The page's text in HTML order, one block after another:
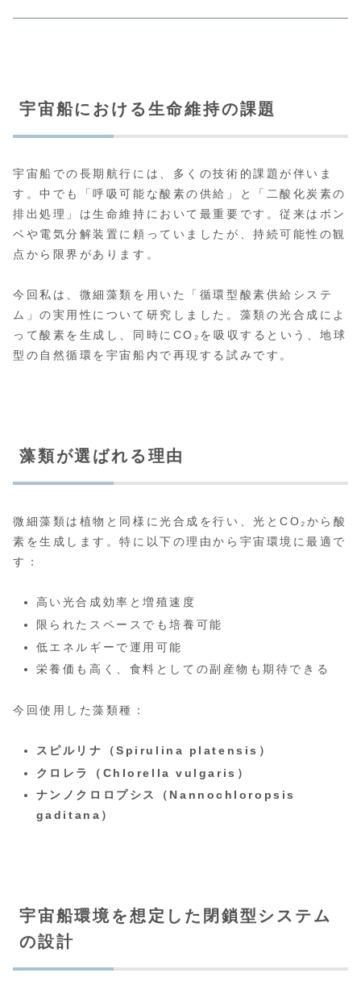
宇宙船における生命維持の課題
宇宙船での長期航行には、多くの技術的課題が伴いま
す。中でも「呼吸可能な酸素の供給」と「二酸化炭素の
排出処理」は生命維持において最重要です。従来はボン
ベや電気分解装置に頼っていましたが、持続可能性の観
点から限界があります。
今回私は、微細藻類を用いた「循環型酸素供給システ
ム」の実用性について研究しました。藻類の光合成によ
って酸素を生成し、同時にCO₂を吸収するという、地球
型の自然循環を宇宙船内で再現する試みです。
藻類が選ばれる理由
微細藻類は植物と同様に光合成を行い、光とCO₂から酸
素を生成します。特に以下の理由から宇宙環境に最適で
す：
高い光合成効率と増殖速度
限られたスペースでも培養可能
低エネルギーで運用可能
栄養価も高く、食料としての副産物も期待できる
今回使用した藻類種：
スピルリナ（Spirulina platensis）
クロレラ（Chlorella vulgaris）
ナンノクロロプシス（Nannochloropsis
gaditana）
宇宙船環境を想定した閉鎖型システム
の設計